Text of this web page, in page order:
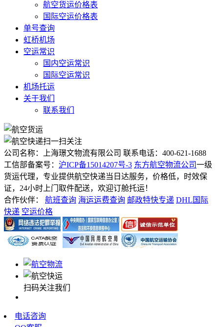
航空货运价格表
国际空运价格表
单号查询
虹桥机场
空运常识
国内空运常识
国际空运常识
机场托运
关于我们
联系我们
扫一扫关注
公司名称：上海璟文物流有限公司 联系电话：400-621-1688
工信部备案号： 沪ICP备15014207号-3 东方航空物流公司一级
货运代理，专业提供航空快递当日达服务，价格低，时效保
证，24小时上门取件配送，欢迎订舱托运！
合作伙伴： 航班查询 海运运费查询 邮政特快专递 DHL国际
快递 空运价格
扫码关注我们
电话咨询